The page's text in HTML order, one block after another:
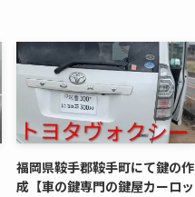
福岡県鞍手郡鞍手町にて鍵の作
成【車の鍵専門の鍵屋カーロッ